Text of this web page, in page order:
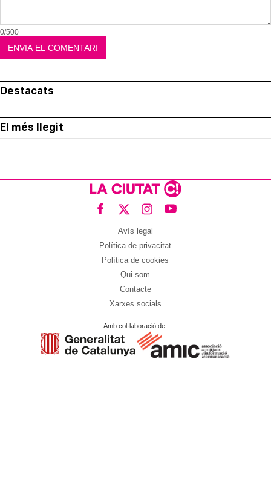
0/500
Destacats
El més llegit
Avís legal
Política de privacitat
Política de cookies
Qui som
Contacte
Xarxes socials
Amb col·laboració de: